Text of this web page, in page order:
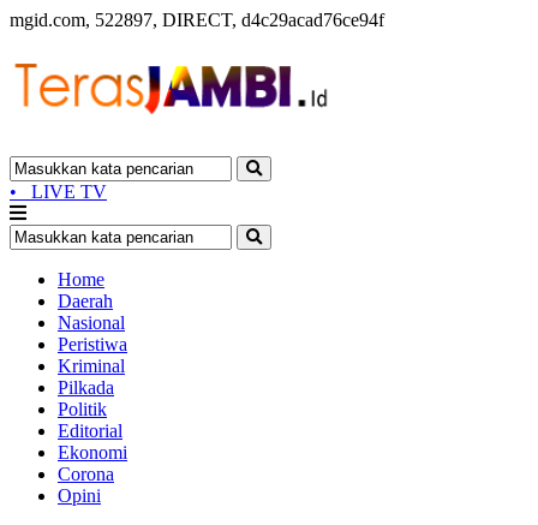
mgid.com, 522897, DIRECT, d4c29acad76ce94f
• LIVE TV
Home
Daerah
Nasional
Peristiwa
Kriminal
Pilkada
Politik
Editorial
Ekonomi
Corona
Opini